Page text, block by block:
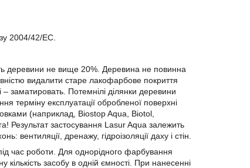
2004/42/EC.
деревини не вище 20%. Деревина не повинна
видалити старе лакофарбове покриття
заматировать. Потемнілі ділянки деревини
терміну експлуатації обробленої поверхні
(наприклад, Biostop Aqua, Biotol,
Результат застосування Lasur Aqua залежить
вентиляції, дренажу, гідроізоляції даху і стін.
час роботи. Для однорідного фарбування
засобу в одній ємності. При нанесенні